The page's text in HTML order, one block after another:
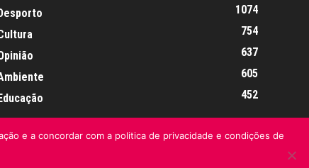
1074
754
637
605
452
e a concordar com a politica de privacidade e condições de